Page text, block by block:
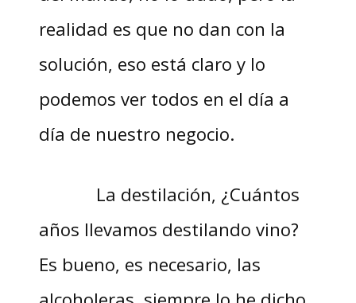
realidad es que no dan con la
solución, eso está claro y lo
podemos ver todos en el día a
día de nuestro negocio.
La destilación, ¿Cuántos
años llevamos destilando vino?
Es bueno, es necesario, las